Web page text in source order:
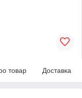
товар Доставка